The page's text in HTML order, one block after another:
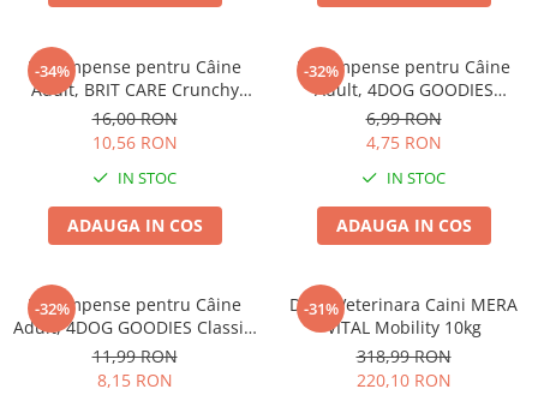
-34%
Recompense pentru Câine
Adult, BRIT CARE Crunchy
Cracker, Insecte, Iepure și
Fenicul, 200g
16,00 RON
10,56 RON
IN STOC
ADAUGA IN COS
-32%
Recompense pentru Câine
Adult, 4DOG GOODIES
Trainer, Miel și Orez, 150g
6,99 RON
4,75 RON
IN STOC
ADAUGA IN COS
-32%
Recompense pentru Câine
Adult, 4DOG GOODIES Classic,
Jerky Tenders Pui, 100g
11,99 RON
8,15 RON
-31%
Dieta Veterinara Caini MERA
VITAL Mobility 10kg
318,99 RON
220,10 RON